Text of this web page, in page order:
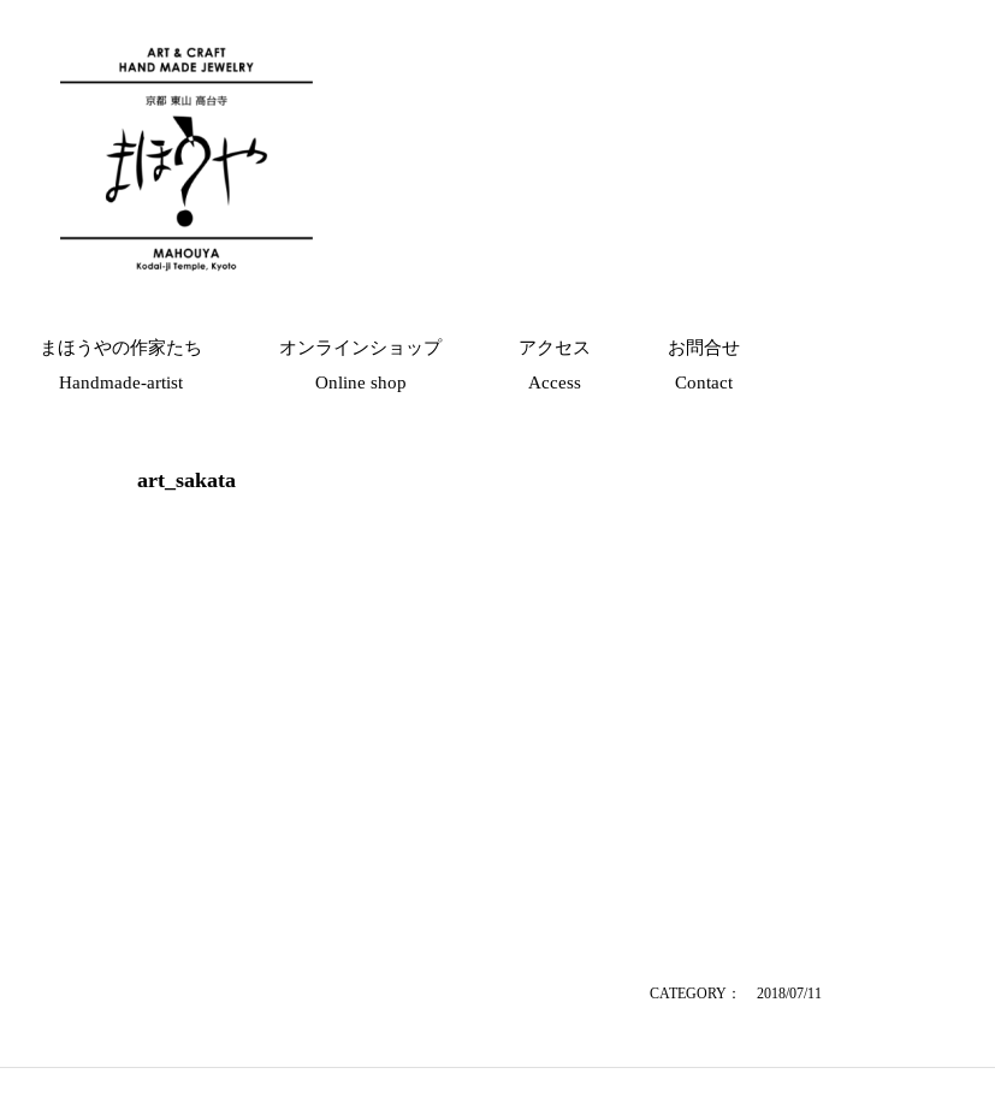
まほうやの作家たち
Handmade-artist
オンラインショップ
Online shop
アクセス
Access
お問合せ
Contact
art_sakata
CATEGORY： 2018/07/11